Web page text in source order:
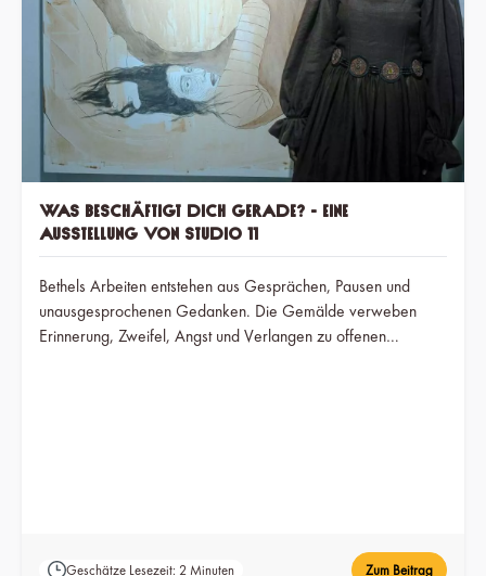
Was beschäftigt dich gerade? - Eine
Ausstellung von Studio 11
Bethels Arbeiten entstehen aus Gesprächen, Pausen und
unausgesprochenen Gedanken. Die Gemälde verweben
Erinnerung, Zweifel, Angst und Verlangen zu offenen
Geschätze Lesezeit: 2 Minuten Zum Beitrag